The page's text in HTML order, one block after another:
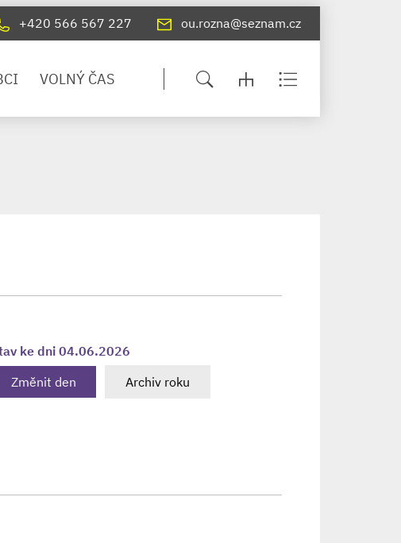
+420 566 567 227 ou.rozna@seznam.cz
VOLNÝ ČAS
ke dni 04.06.2026
Změnit den
Archiv roku